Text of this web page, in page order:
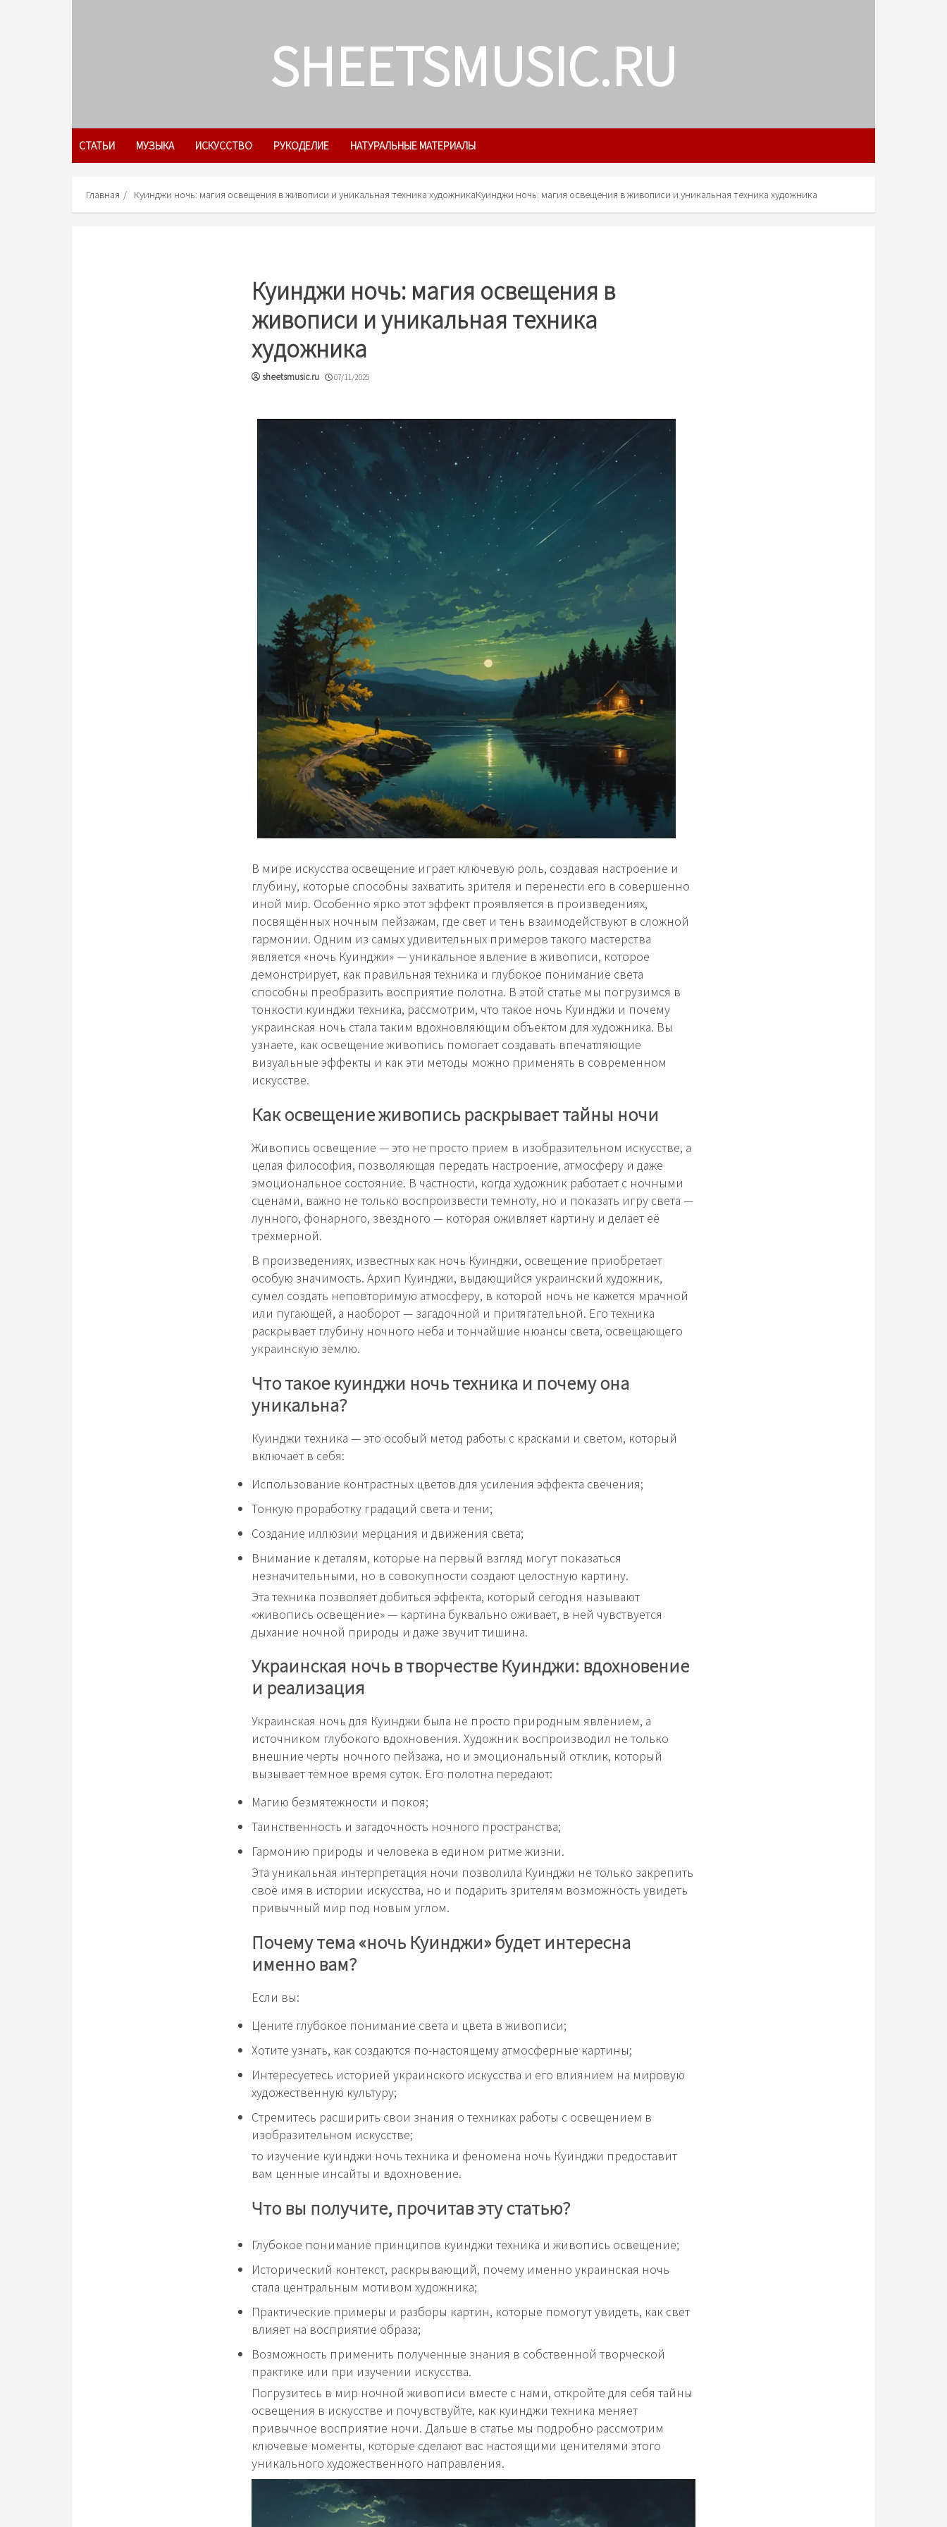
SHEETSMUSIC.RU
СТАТЬИ МУЗЫКА ИСКУССТВО РУКОДЕЛИЕ НАТУРАЛЬНЫЕ МАТЕРИАЛЫ
Главная Куинджи ночь: магия освещения в живописи и уникальная техника художникаКуинджи ночь: магия освещения в живописи и уникальная техника художника
Куинджи ночь: магия освещения в
живописи и уникальная техника
художника
sheetsmusic.ru 07/11/2025
В мире искусства освещение играет ключевую роль, создавая настроение и
глубину, которые способны захватить зрителя и перенести его в совершенно
иной мир. Особенно ярко этот эффект проявляется в произведениях,
посвящённых ночным пейзажам, где свет и тень взаимодействуют в сложной
гармонии. Одним из самых удивительных примеров такого мастерства
является «ночь Куинджи» — уникальное явление в живописи, которое
демонстрирует, как правильная техника и глубокое понимание света
способны преобразить восприятие полотна. В этой статье мы погрузимся в
тонкости куинджи техника, рассмотрим, что такое ночь Куинджи и почему
украинская ночь стала таким вдохновляющим объектом для художника. Вы
узнаете, как освещение живопись помогает создавать впечатляющие
визуальные эффекты и как эти методы можно применять в современном
искусстве.
Как освещение живопись раскрывает тайны ночи
Живопись освещение — это не просто прием в изобразительном искусстве, а
целая философия, позволяющая передать настроение, атмосферу и даже
эмоциональное состояние. В частности, когда художник работает с ночными
сценами, важно не только воспроизвести темноту, но и показать игру света —
лунного, фонарного, звездного — которая оживляет картину и делает её
трёхмерной.
В произведениях, известных как ночь Куинджи, освещение приобретает
особую значимость. Архип Куинджи, выдающийся украинский художник,
сумел создать неповторимую атмосферу, в которой ночь не кажется мрачной
или пугающей, а наоборот — загадочной и притягательной. Его техника
раскрывает глубину ночного неба и тончайшие нюансы света, освещающего
украинскую землю.
Что такое куинджи ночь техника и почему она
уникальна?
Куинджи техника — это особый метод работы с красками и светом, который
включает в себя:
Использование контрастных цветов для усиления эффекта свечения;
Тонкую проработку градаций света и тени;
Создание иллюзии мерцания и движения света;
Внимание к деталям, которые на первый взгляд могут показаться
незначительными, но в совокупности создают целостную картину.
Эта техника позволяет добиться эффекта, который сегодня называют
«живопись освещение» — картина буквально оживает, в ней чувствуется
дыхание ночной природы и даже звучит тишина.
Украинская ночь в творчестве Куинджи: вдохновение
и реализация
Украинская ночь для Куинджи была не просто природным явлением, а
источником глубокого вдохновения. Художник воспроизводил не только
внешние черты ночного пейзажа, но и эмоциональный отклик, который
вызывает тёмное время суток. Его полотна передают:
Магию безмятежности и покоя;
Таинственность и загадочность ночного пространства;
Гармонию природы и человека в едином ритме жизни.
Эта уникальная интерпретация ночи позволила Куинджи не только закрепить
своё имя в истории искусства, но и подарить зрителям возможность увидеть
привычный мир под новым углом.
Почему тема «ночь Куинджи» будет интересна
именно вам?
Если вы:
Цените глубокое понимание света и цвета в живописи;
Хотите узнать, как создаются по-настоящему атмосферные картины;
Интересуетесь историей украинского искусства и его влиянием на мировую
художественную культуру;
Стремитесь расширить свои знания о техниках работы с освещением в
изобразительном искусстве;
то изучение куинджи ночь техника и феномена ночь Куинджи предоставит
вам ценные инсайты и вдохновение.
Что вы получите, прочитав эту статью?
Глубокое понимание принципов куинджи техника и живопись освещение;
Исторический контекст, раскрывающий, почему именно украинская ночь
стала центральным мотивом художника;
Практические примеры и разборы картин, которые помогут увидеть, как свет
влияет на восприятие образа;
Возможность применить полученные знания в собственной творческой
практике или при изучении искусства.
Погрузитесь в мир ночной живописи вместе с нами, откройте для себя тайны
освещения в искусстве и почувствуйте, как куинджи техника меняет
привычное восприятие ночи. Дальше в статье мы подробно рассмотрим
ключевые моменты, которые сделают вас настоящими ценителями этого
уникального художественного направления.